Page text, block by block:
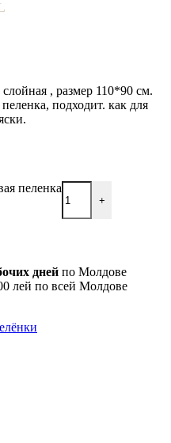
, размер 110*90 см.
подходит. как для
пеленка
+
дней по Молдове
лей по всей Молдове